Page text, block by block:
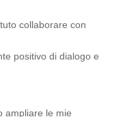
collaborare con
positivo di dialogo e
ampliare le mie